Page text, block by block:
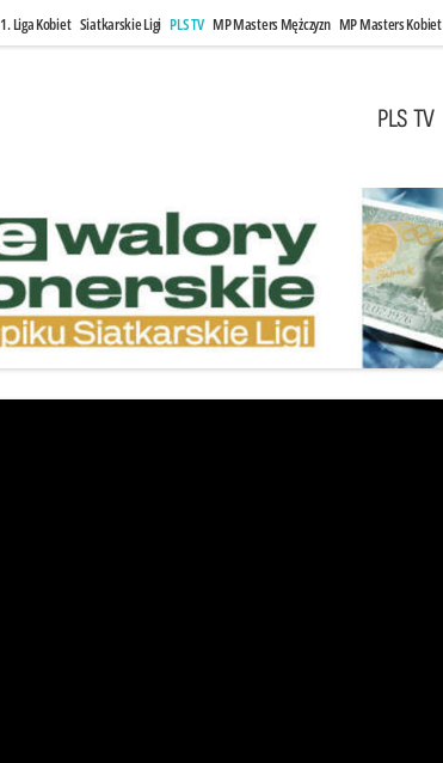
Liga Kobiet Siatkarskie Ligi PLS TV MP Masters Mężczyzn MP Masters Kobiet
PLS TV